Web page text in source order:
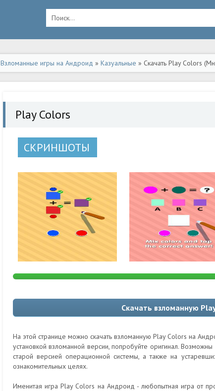
Взломанные игры на Андроид » Казуальные » Скачать Play Colors
Play Colors
СКРИНШОТЫ
Скачать взломанную
На этой странице можно скачать взломанную Play Colors на
установкой взломанной версии, попробуйте оригинал.
старой версией операционной системы, а также на
ознакомительных целях.
Именитая игра Play Colors на Андроид - любопытная игра от